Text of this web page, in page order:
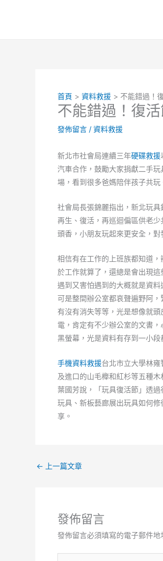
首頁 資料救援 不能錯過！
不能錯過！復
發佈留言 / 資料救援
新北市社會局連續三年硬碟救援
汽車合作，鼓勵大家捐獻二手
場，看到很多爸媽陪伴孩子共玩
社會局長張錦麗指出，新北玩
再生、復活，再巡迴偏區供老少
頭香，小朋友玩起來更安全，
相信有在工作的上班族都知道
於工作就算了，還總是會出現
遇到又害怕遇到的大概就是資
可是整間辦公室都哀聲遍野阿
有沒有消失等等，光是想像就
電，肯定有不少辦公室的文書
黑螢幕，光是資料有存到一小
手機資料救援台北市立大學林
及進口的山毛櫸和紅杉等五種
葉國芳說，「玩具復活節」透
玩具、新板藝廊展出玩具如何
享。
← 上一篇文章
發佈留言
發佈留言必須填寫的電子郵件地